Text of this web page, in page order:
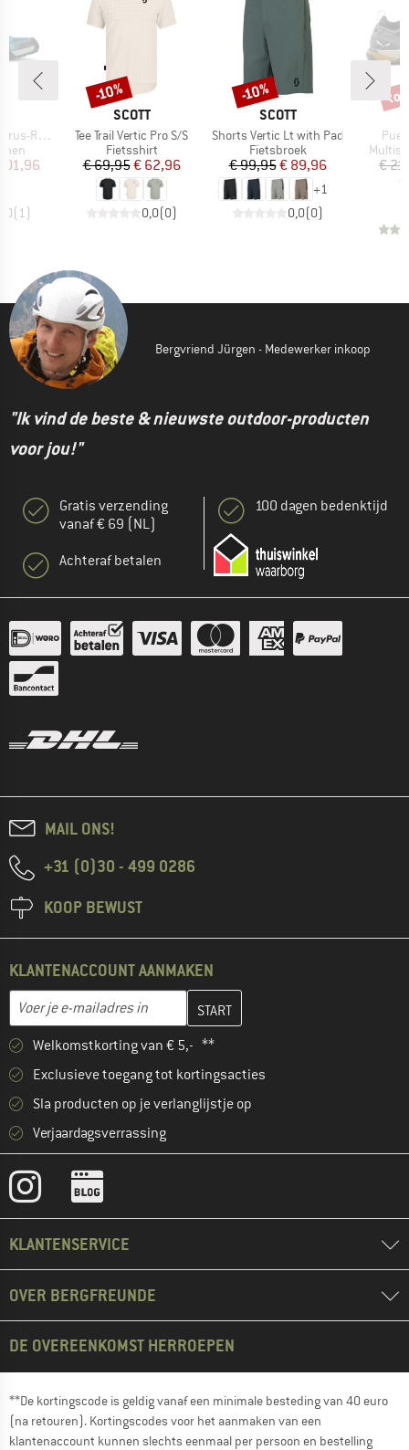
Flat Boa
prijs
(1)
MERK
SCOTT
Artikel
Tee Trail Vertic Pro S/S
Productgroep
Fietsshirt
Prijs
€ 69,95Verlaagde prijs
€ 62,96
0,0(0)
Korting
-10%
MERK
SCOTT
Artikel
Shorts Vertic Lt with Pad
Productgroep
Fietsbroek
Prijs
€ 99,95Verlaagde prijs
€ 89,96
+1
0,0(0)
Korting
-10%
€
tot
Bergvriend Jürgen - Medewerker inkoop
"Ik vind de beste & nieuwste outdoor-producten
voor jou!"
Gratis verzending
vanaf € 69 (NL)
Achteraf betalen
100 dagen bedenktijd
MAIL ONS!
+31 (0)30 - 499 0286
KOOP BEWUST
KLANTENACCOUNT AANMAKEN
E-mailadres
Vul je e-mailadres hier in en maak in de volgende stap je
Welkomstkorting van € 5,- **
Exclusieve toegang tot kortingsacties
Sla producten op je verlanglijstje op
Verjaardagsverrassing
KLANTENSERVICE
OVER BERGFREUNDE
DE OVEREENKOMST HERROEPEN
**De kortingscode is geldig vanaf een minimale besteding van 40 euro
(na retouren). Kortingscodes voor het aanmaken van een
klantenaccount kunnen slechts eenmaal per persoon en bestelling